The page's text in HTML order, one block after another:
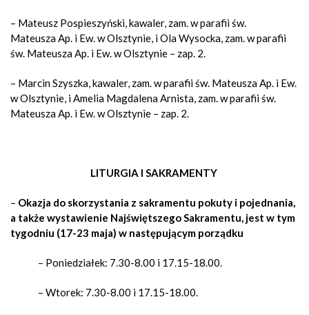
– Mateusz Pospieszyński, kawaler, zam. w parafii św.
Mateusza Ap. i Ew. w Olsztynie, i Ola Wysocka, zam. w parafii
św. Mateusza Ap. i Ew. w Olsztynie – zap. 2.
– Marcin Szyszka, kawaler, zam. w parafii św. Mateusza Ap. i Ew.
w Olsztynie, i Amelia Magdalena Arnista, zam. w parafii św.
Mateusza Ap. i Ew. w Olsztynie – zap. 2.
LITURGIA I SAKRAMENTY
– Okazja do skorzystania z sakramentu pokuty i pojednania,
a także wystawienie Najświętszego Sakramentu, jest w tym
tygodniu (17-23 maja) w następującym porządku
– Poniedziałek: 7.30-8.00 i 17.15-18.00.
– Wtorek: 7.30-8.00 i 17.15-18.00.